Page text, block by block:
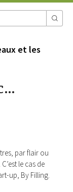
et les
par flair ou
le cas de
up, By Filling.